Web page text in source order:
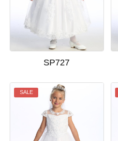
SP727
SALE